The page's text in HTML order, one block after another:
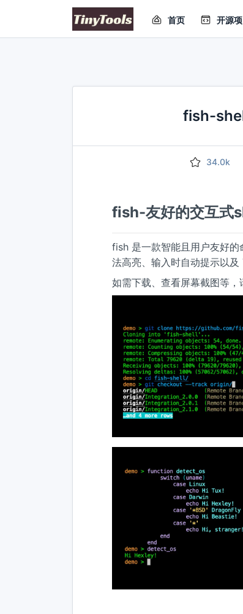
首页 开源
fish-
34.0k
fish-友好的交互式
fish 是一款智能且用户友好
法高亮、输入时自动提示以及
如需下载、查看屏幕截图等，